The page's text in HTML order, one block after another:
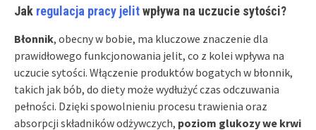
Jak regulacja pracy jelitwpływa na uczucie sytości?
Błonnik, obecny w bobie, ma kluczowe znaczenie dla
prawidłowego funkcjonowania jelit, co z kolei wpływa na
uczucie sytości. Włączenie produktów bogatych w błonnik,
takich jak bób, do diety może wydłużyć czas odczuwania
pełności. Dzięki spowolnieniu procesu trawienia oraz
absorpcji składników odżywczych, poziom glukozy we krwi